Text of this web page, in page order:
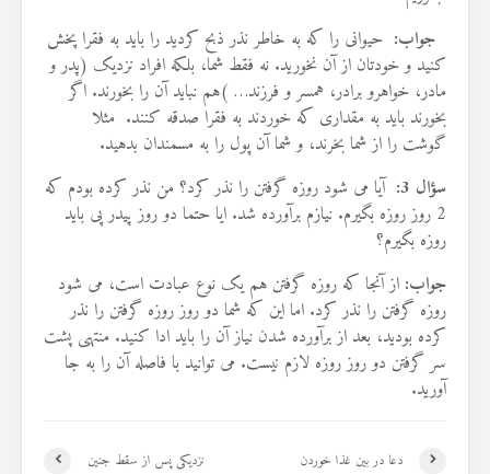
جواب: حیوانی را که به خاطر نذر ذبح کردید را باید به فقرا پخش
کنید و خودتان از آن نخورید. نه فقط شما، بلکه افراد نزدیک (پدر و
مادر، خواهرو برادر، همسر و فرزند… )هم نباید آن را بخورند. اگر
بخورند باید به مقداری که خوردند به فقرا صدقه کنند. مثلا
گوشت را از شما بخرند، و شما آن پول را به مسمندان بدهید.
سؤال 3:
آیا می شود روزه گرفتن را نذر کرد؟ من نذر کرده بودم که
2 روز روزه بگیرم. نیازم برآورده شد. ایا حتما دو روز پیدر پی باید
روزه بگیرم؟
جواب: از آنجا که روزه گرفتن هم یک نوع عبادت است، می شود
روزه گرفتن را نذر کرد. اما این که شما دو روز روزه گرفتن را نذر
کرده بودید، بعد از برآورده شدن نیاز آن را باید ادا کنید. منتهی پشت
سر گرفتن دو روز روزه لازم نیست. می توانید با فاصله آن را به جا
آورید.
نزدیکی پس از سقط جنین دعا در بین غذا خوردن